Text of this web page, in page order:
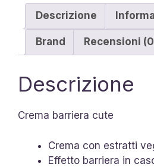
Descrizione
Brand Recensioni
Descrizione
Crema barriera cute
Crema con estratti
Effetto barriera in